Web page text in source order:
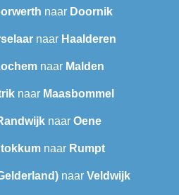
naar Doornik
naar Haalderen
naar Malden
naar Maasbommel
naar Oene
naar Rumpt
naar Veldwijk